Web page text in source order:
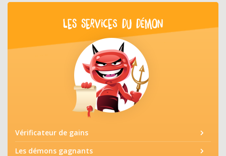
LES SERVICES DU DÉMON
Vérificateur de gains
Les démons gagnants